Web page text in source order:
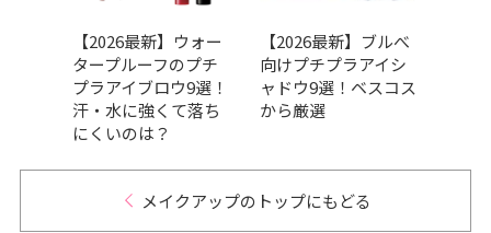
【2026最新】ウォー
タープルーフのプチ
プラアイブロウ9選！
汗・水に強くて落ち
にくいのは？
【2026最新】ブルべ
向けプチプラアイシ
ャドウ9選！ベスコス
から厳選
メイクアップのトップにもどる